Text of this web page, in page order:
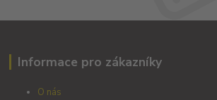
Informace pro zákazníky
O nás